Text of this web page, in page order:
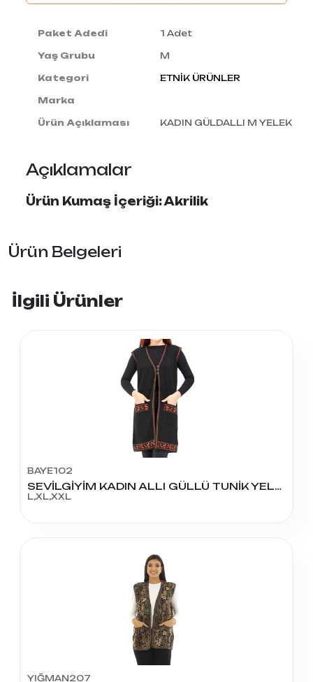
Paket Adedi 1 Adet
Yaş Grubu M
Kategori ETNİK ÜRÜNLER
Marka
Ürün Açıklaması KADIN GÜLDALLI M YELEK
Açıklamalar
Ürün Kumaş İçeriği: Akrilik
Ürün Belgeleri
İlgili Ürünler
BAYE102
SEVİLGİYİM KADIN ALLI GÜLLÜ TUNİK YELEK
L,XL,XXL
YIĞMAN207